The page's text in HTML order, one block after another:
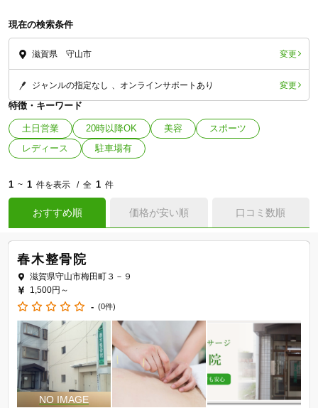
現在の検索条件
滋賀県 守山市 変更
ジャンルの指定なし オンラインサポートあり 変更
特徴・キーワード
土日営業 20時以降OK 美容
スポーツ
レディース
駐車場有
1 ~ 1 件を表示 全 1 件
おすすめ順 価格が安い順 口コミ数順
春木整骨院
滋賀県守山市梅田町３－９
1,500円～
- (0件)
「健康にはりを見た」